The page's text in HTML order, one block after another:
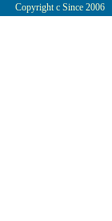
Copyright c Since